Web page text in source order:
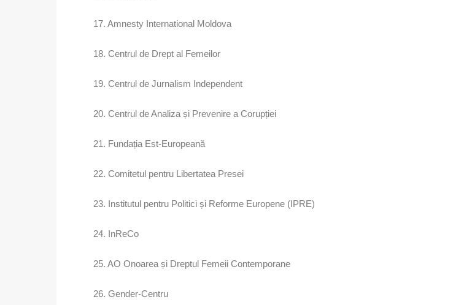
17. Amnesty International Moldova
18. Centrul de Drept al Femeilor
19. Centrul de Jurnalism Independent
20. Centrul de Analiza și Prevenire a Corupției
21. Fundația Est-Europeană
22. Comitetul pentru Libertatea Presei
23. Institutul pentru Politici și Reforme Europene (IPRE)
24. InReCo
25. AO Onoarea și Dreptul Femeii Contemporane
26. Gender-Centru